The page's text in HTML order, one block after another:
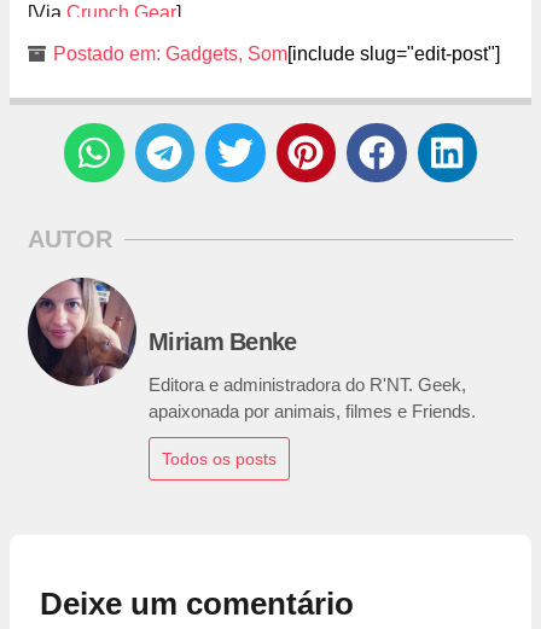
[Via Crunch Gear]
Postado em: Gadgets, Som[include slug="edit-post"]
AUTOR
Miriam Benke
Editora e administradora do R'NT. Geek,
apaixonada por animais, filmes e Friends.
Todos os posts
Deixe um comentário